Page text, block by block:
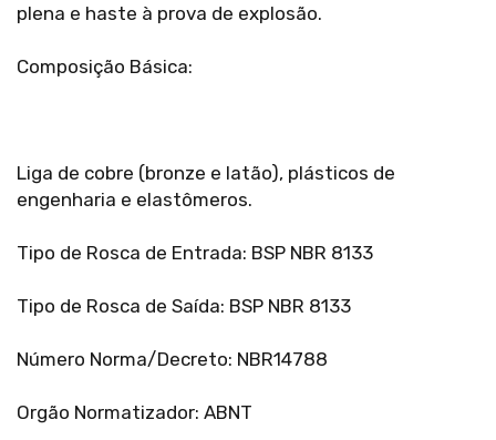
plena e haste à prova de explosão.
Composição Básica:
Liga de cobre (bronze e latão), plásticos de
engenharia e elastômeros.
Tipo de Rosca de Entrada: BSP NBR 8133
Tipo de Rosca de Saída: BSP NBR 8133
Número Norma/Decreto: NBR14788
Orgão Normatizador: ABNT